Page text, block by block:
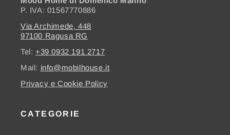
P. IVA: 01567770886
Via Archimede, 448
97100 Ragusa RG
Tel: +39 0932 191 2717
Mail: info@mobilhouse.it
Privacy e Cookie Policy
CATEGORIE